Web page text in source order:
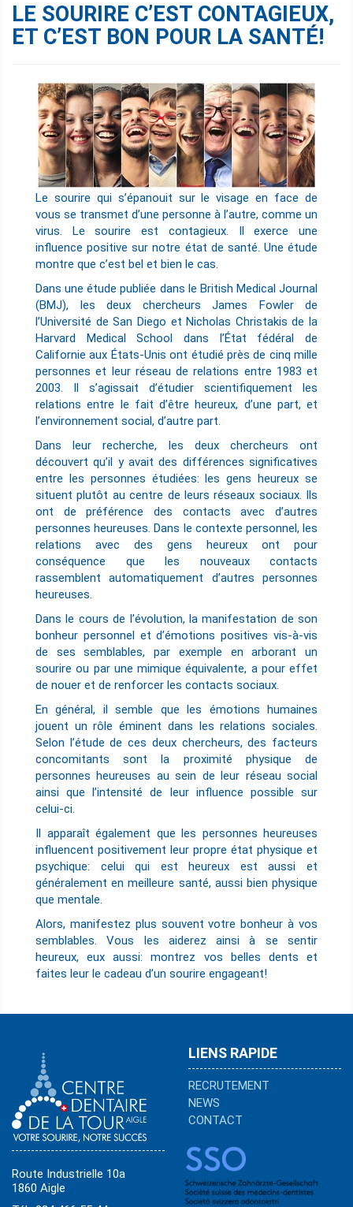
LE SOURIRE C’EST CONTAGIEUX,
ET C’EST BON POUR LA SANTÉ!
Le sourire qui s’épanouit sur le visage en face de
vous se transmet d’une personne à l’autre, comme un
virus. Le sourire est contagieux. Il exerce une
influence positive sur notre état de santé. Une étude
montre que c’est bel et bien le cas.
Dans une étude publiée dans le British Medical Journal
(BMJ), les deux chercheurs James Fowler de
l’Université de San Diego et Nicholas Christakis de la
Harvard Medical School dans l’État fédéral de
Californie aux États-Unis ont étudié près de cinq mille
personnes et leur réseau de relations entre 1983 et
2003. Il s’agissait d’étudier scientifiquement les
relations entre le fait d’être heureux, d’une part, et
l’environnement social, d’autre part.
Dans leur recherche, les deux chercheurs ont
découvert qu’il y avait des différences significatives
entre les personnes étudiées: les gens heureux se
situent plutôt au centre de leurs réseaux sociaux. Ils
ont de préférence des contacts avec d’autres
personnes heureuses. Dans le contexte personnel, les
relations avec des gens heureux ont pour
conséquence que les nouveaux contacts
rassemblent automatiquement d’autres personnes
heureuses.
Dans le cours de l’évolution, la manifestation de son
bonheur personnel et d’émotions positives vis-à-vis
de ses semblables, par exemple en arborant un
sourire ou par une mimique équivalente, a pour effet
de nouer et de renforcer les contacts sociaux.
En général, il semble que les émotions humaines
jouent un rôle éminent dans les relations sociales.
Selon l’étude de ces deux chercheurs, des facteurs
concomitants sont la proximité physique de
personnes heureuses au sein de leur réseau social
ainsi que l’intensité de leur influence possible sur
celui-ci.
Il apparaît également que les personnes heureuses
influencent positivement leur propre état physique et
psychique: celui qui est heureux est aussi et
généralement en meilleure santé, aussi bien physique
que mentale.
Alors, manifestez plus souvent votre bonheur à vos
semblables. Vous les aiderez ainsi à se sentir
heureux, eux aussi: montrez vos belles dents et
faites leur le cadeau d’un sourire engageant!
Route Industrielle 10a
1860 Aigle
LIENS RAPIDE
RECRUTEMENT
NEWS
CONTACT